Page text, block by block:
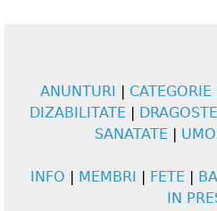
ANUNTURI CATEGORIE
DIZABILITATE
DRAGOSTE
SANATATE
INFO MEMBRI FETE
IN